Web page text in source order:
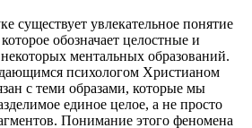
существует увлекательное понятие
которое обозначает целостные и
ментальных образований.
психологом Христианом
с теми образами, которые мы
единое целое, а не просто
Понимание этого феномена